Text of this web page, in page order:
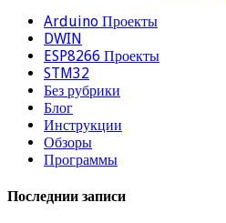
Arduino Проекты
DWIN
ESP8266 Проекты
STM32
Без рубрики
Блог
Инструкции
Обзоры
Программы
Последнии записи